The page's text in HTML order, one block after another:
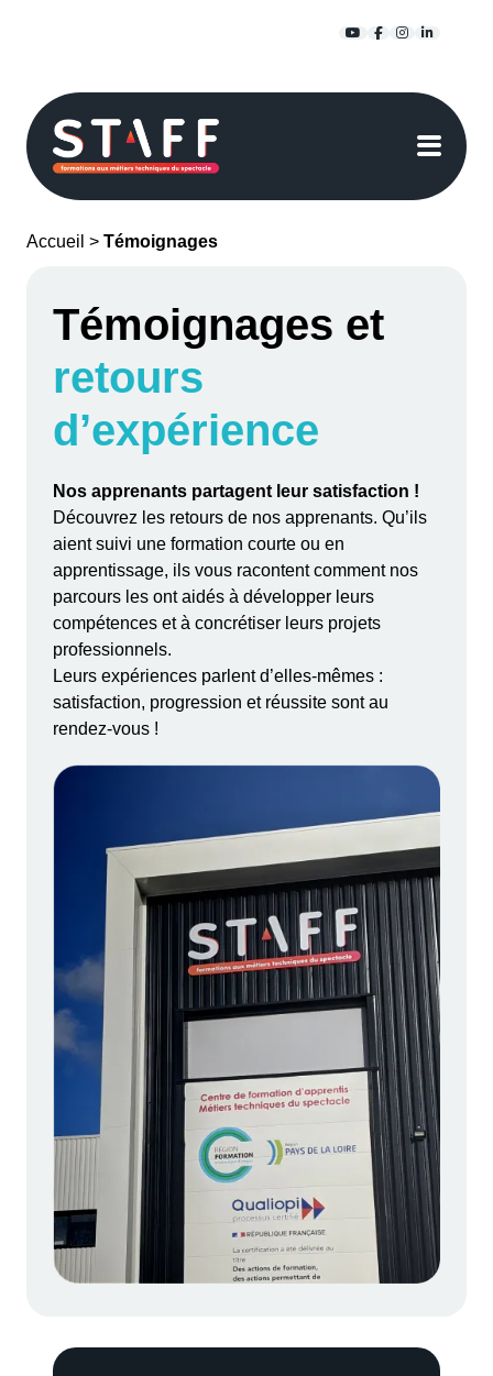
YouTube
Facebook
Accueil > Témoignages
Témoignages et
retours
d’expérience
Nos apprenants partagent leur satisfaction !
Découvrez les retours de nos apprenants. Qu’ils
aient suivi une formation courte ou en
apprentissage, ils vous racontent comment nos
parcours les ont aidés à développer leurs
compétences et à concrétiser leurs projets
professionnels.
Leurs expériences parlent d’elles-mêmes :
satisfaction, progression et réussite sont au
rendez-vous !